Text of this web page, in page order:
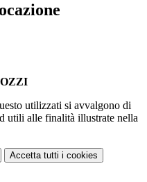
utilizzati si avvalgono di
utili alle finalità illustrate nella
Accetta tutti i cookies